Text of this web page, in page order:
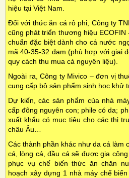
hiệu tại Việt Nam.
Đối với thức ăn cá rô phi, Công ty
cũng phát triển thương hiệu
chuẩn đặc biệt dành cho cá nước
mã 40-35-32 đạm (phù hợp với giai
quy cách thu mua cá nguyên liệu).
Ngoài ra, Công ty Mivico – đơn vị
cung cấp bộ sản phẩm sinh học khử
Dự kiến, các sản phẩm của nhà
cấp đông nguyên con; phile có da;
xuất khẩu có mục tiêu cho các thị
châu Âu…
Các thành phần khác như da cá làm
cá, lòng cá, đầu cá sẽ được gia
phục vụ chế biến thức ăn chăn
hoạch xây dựng 1 nhà máy chế